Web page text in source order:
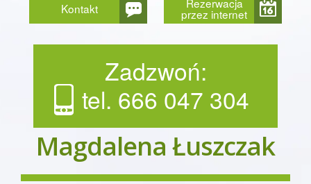
Kontakt przez internet
Zadzwoń:
tel. 666 047 304
Magdalena Łuszczak